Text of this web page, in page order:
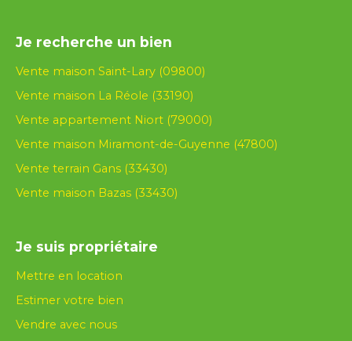
Je recherche un bien
Vente maison Saint-Lary (09800)
Vente maison La Réole (33190)
Vente appartement Niort (79000)
Vente maison Miramont-de-Guyenne (47800)
Vente terrain Gans (33430)
Vente maison Bazas (33430)
Je suis propriétaire
Mettre en location
Estimer votre bien
Vendre avec nous